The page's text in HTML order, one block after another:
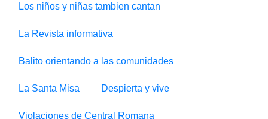
Los niños y niñas tambien cantan
La Revista informativa
Balito orientando a las comunidades
La Santa Misa Despierta y vive
Violaciones de Central Romana